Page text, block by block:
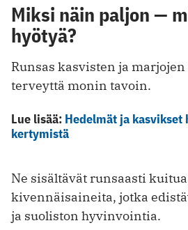
Miksi näin paljon —
hyötyä?
Runsas kasvisten ja
terveyttä monin tavoin.
Lue lisää: Hedelmät ja
kertymistä
Ne sisältävät runsaasti
kivennäisaineita, jotka
ja suoliston hyvinvointia.